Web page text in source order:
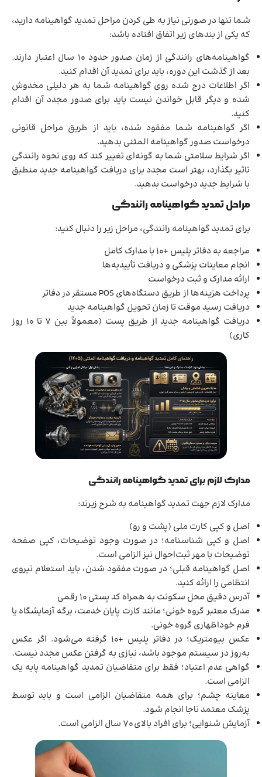
شما تنها در صورتی نیاز به طی کردن مراحل تمدید گواهینامه دارید،
که یکی از بندهای زیر اتفاق افتاده باشد:
گواهینامه‌های رانندگی از زمان صدور حدود 10 سال اعتبار دارند.
بعد از گذشت این دوره، باید برای تمدید آن اقدام کنید.
اگر اطلاعات درج شده روی گواهینامه شما به هر دلیلی مخدوش
شده و دیگر قابل خواندن نیست باید برای صدور مجدد آن اقدام
کنید.
اگر گواهینامه شما مفقود شده، باید از طریق مراحل قانونی
درخواست صدور گواهینامه المثنی بدهید.
اگر شرایط سلامتی شما به گونه‌ای تغییر کند که روی نحوه رانندگی
تاثیر بگذارد، بهتر است مجدد برای دریافت گواهینامه جدید منطبق
با شرایط جدید درخواست بدهید.
مراحل تمدید گواهینامه رانندگی
برای تمدید گواهینامه رانندگی، مراحل زیر را دنبال کنید:
مراجعه به دفاتر پلیس +۱۰ با مدارک کامل
انجام معاینات پزشکی و دریافت تأییدیه‌ها
ارائه مدارک و ثبت درخواست
پرداخت هزینه‌ها از طریق دستگاه‌های POS مستقر در دفاتر
دریافت رسید موقت تا زمان تحویل گواهینامه جدید
دریافت گواهینامه جدید از طریق پست (معمولاً بین ۷ تا ۱۰ روز
کاری)
مدارک لازم برای تمدید گواهینامه رانندگی
مدارک لازم جهت تمدید گواهینامه به شرح زیرند:
اصل و کپی کارت ملی (پشت و رو)
اصل و کپی شناسنامه؛ در صورت وجود توضیحات، کپی صفحه
توضیحات با مهر ثبت‌احوال نیز الزامی است.
اصل گواهینامه قبلی؛ در صورت مفقود شدن، باید استعلام نیروی
انتظامی را ارائه کنید.
آدرس دقیق محل سکونت به همراه کد پستی ۱۰ رقمی
مدرک معتبر گروه خونی؛ مانند کارت پایان خدمت، برگه آزمایشگاه یا
فرم خوداظهاری گروه خونی.
عکس بیومتریک؛ در دفاتر پلیس +۱۰ گرفته می‌شود. اگر عکس
به‌روز در سیستم موجود باشد، نیازی به گرفتن عکس مجدد نیست.
گواهی عدم اعتیاد؛ فقط برای متقاضیان تمدید گواهینامه پایه یک
الزامی است.
معاینه چشم؛ برای همه متقاضیان الزامی است و باید توسط
پزشک معتمد ناجا انجام شود.
آزمایش شنوایی؛ برای افراد بالای ۷۰ سال الزامی است.